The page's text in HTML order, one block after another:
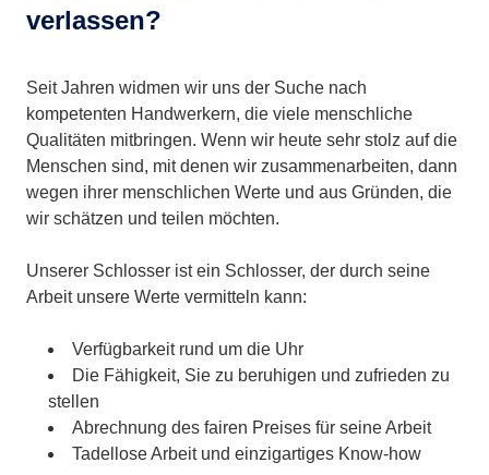
verlassen?
Seit Jahren widmen wir uns der Suche nach
kompetenten Handwerkern, die viele menschliche
Qualitäten mitbringen. Wenn wir heute sehr stolz auf die
Menschen sind, mit denen wir zusammenarbeiten, dann
wegen ihrer menschlichen Werte und aus Gründen, die
wir schätzen und teilen möchten.
Unserer Schlosser ist ein Schlosser, der durch seine
Arbeit unsere Werte vermitteln kann:
Verfügbarkeit rund um die Uhr
Die Fähigkeit, Sie zu beruhigen und zufrieden zu
stellen
Abrechnung des fairen Preises für seine Arbeit
Tadellose Arbeit und einzigartiges Know-how